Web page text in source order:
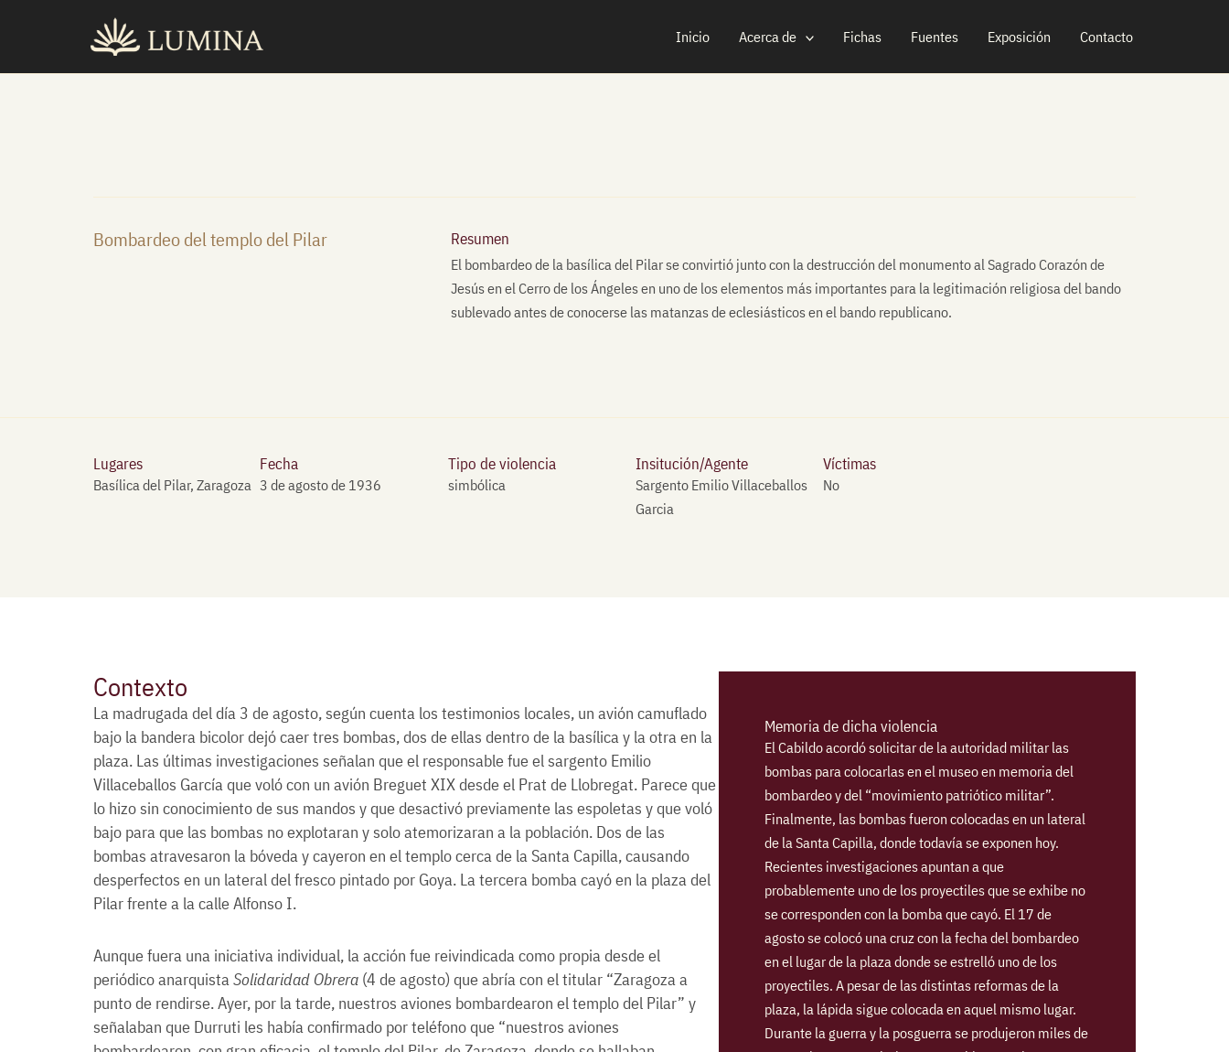
Inicio Acerca de Fichas Fuentes Exposición Contacto
Bombardeo del templo del Pilar Resumen
El bombardeo de la basílica del Pilar se convirtió junto con la destrucción del monumento al Sagrado Corazón de
Jesús en el Cerro de los Ángeles en uno de los elementos más importantes para la legitimación religiosa del bando
sublevado antes de conocerse las matanzas de eclesiásticos en el bando republicano.
Lugares
Basílica del Pilar, Zaragoza
Fecha
3 de agosto de 1936
Tipo de violencia
simbólica
Insitución/Agente
Sargento Emilio Villaceballos
Garcia
Víctimas
No
Contexto
La madrugada del día 3 de agosto, según cuenta los testimonios locales, un avión camuflado
bajo la bandera bicolor dejó caer tres bombas, dos de ellas dentro de la basílica y la otra en la
plaza. Las últimas investigaciones señalan que el responsable fue el sargento Emilio
Villaceballos García que voló con un avión Breguet XIX desde el Prat de Llobregat. Parece que
lo hizo sin conocimiento de sus mandos y que desactivó previamente las espoletas y que voló
bajo para que las bombas no explotaran y solo atemorizaran a la población. Dos de las
bombas atravesaron la bóveda y cayeron en el templo cerca de la Santa Capilla, causando
desperfectos en un lateral del fresco pintado por Goya. La tercera bomba cayó en la plaza del
Pilar frente a la calle Alfonso I.
Aunque fuera una iniciativa individual, la acción fue reivindicada como propia desde el
periódico anarquistaSolidaridad Obrera (4 de agosto) que abría con el titular “Zaragoza a
punto de rendirse. Ayer, por la tarde, nuestros aviones bombardearon el templo del Pilar” y
señalaban que Durruti les había confirmado por teléfono que “nuestros aviones
Memoria de dicha violencia
El Cabildo acordó solicitar de la autoridad militar las
bombas para colocarlas en el museo en memoria del
bombardeo y del “movimiento patriótico militar”.
Finalmente, las bombas fueron colocadas en un lateral
de la Santa Capilla, donde todavía se exponen hoy.
Recientes investigaciones apuntan a que
probablemente uno de los proyectiles que se exhibe no
se corresponden con la bomba que cayó. El 17 de
agosto se colocó una cruz con la fecha del bombardeo
en el lugar de la plaza donde se estrelló uno de los
proyectiles. A pesar de las distintas reformas de la
plaza, la lápida sigue colocada en aquel mismo lugar.
Durante la guerra y la posguerra se produjeron miles de